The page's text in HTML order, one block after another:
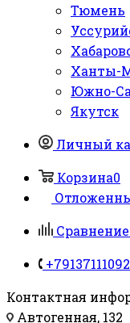
Тюмень
Ханты-
Южно-
Якутск
Личный
Корзина0
+79137111092
Контактная
Автогенная, 132